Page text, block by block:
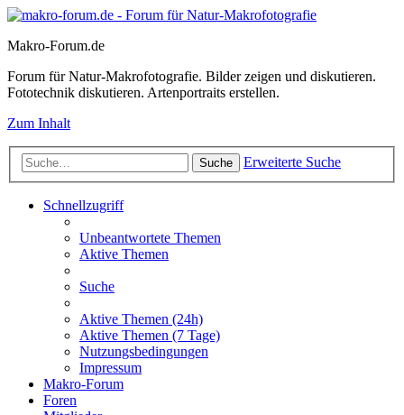
Makro-Forum.de
Forum für Natur-Makrofotografie. Bilder zeigen und diskutieren.
Fototechnik diskutieren. Artenportraits erstellen.
Zum Inhalt
Suche Erweiterte Suche
Schnellzugriff
Unbeantwortete Themen
Aktive Themen
Suche
Aktive Themen (24h)
Aktive Themen (7 Tage)
Nutzungsbedingungen
Impressum
Makro-Forum
Foren